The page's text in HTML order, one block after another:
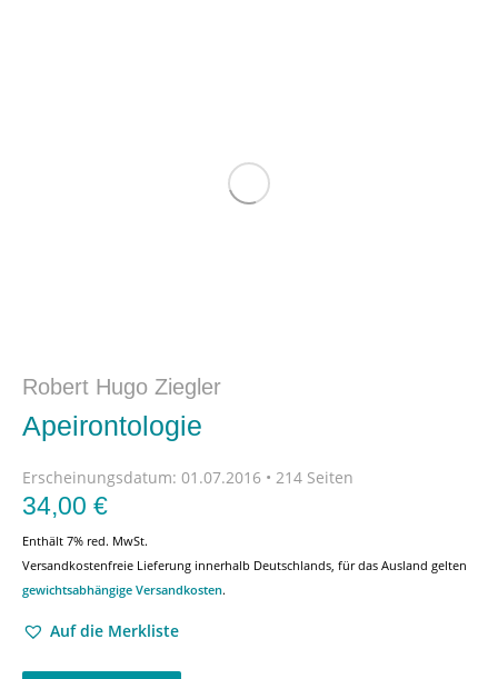
Robert Hugo Ziegler
Apeirontologie
Erscheinungsdatum: 01.07.2016 • 214 Seiten
34,00 €
Enthält 7% red. MwSt.
Versandkostenfreie Lieferung innerhalb Deutschlands, für das Ausland gelten
gewichtsabhängige Versandkosten.
Auf die Merkliste